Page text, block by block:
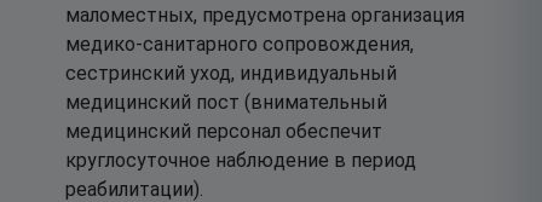
маломестных, предусмотрена организация
медико-санитарного сопровождения,
сестринский уход, индивидуальный
медицинский пост (внимательный
медицинский персонал обеспечит
круглосуточное наблюдение в период
реабилитации).